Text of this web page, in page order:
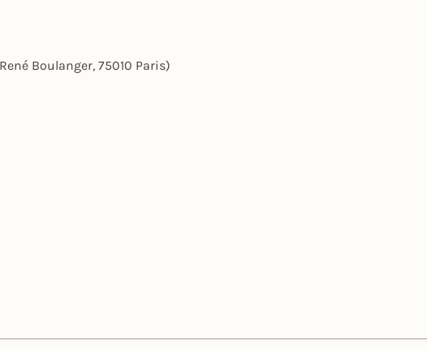
Boulanger, 75010 Paris)